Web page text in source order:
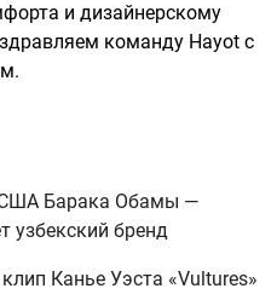
и дизайнерскому
команду Hayot с
США Барака Обамы —
узбекский бренд
Канье Уэста «Vultures»